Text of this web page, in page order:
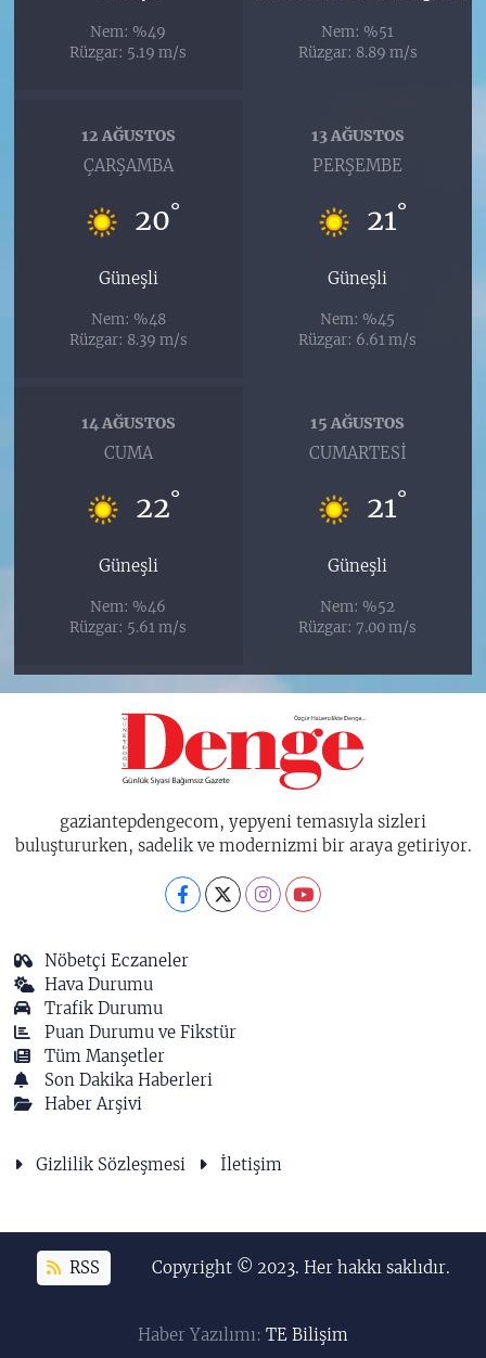
Nem: %49
Rüzgar: 5.19 m/s
Nem: %51
Rüzgar: 8.89 m/s
12 AĞUSTOS
ÇARŞAMBA
20°
Güneşli
Nem: %48
Rüzgar: 8.39 m/s
13 AĞUSTOS
PERŞEMBE
21°
Güneşli
Nem: %45
Rüzgar: 6.61 m/s
14 AĞUSTOS
CUMA
22°
Güneşli
Nem: %46
Rüzgar: 5.61 m/s
15 AĞUSTOS
CUMARTESI
21°
Güneşli
Nem: %52
Rüzgar: 7.00 m/s
gaziantepdengecom, yepyeni temasıyla sizleri
buluştururken, sadelik ve modernizmi bir araya getiriyor.
Nöbetçi Eczaneler
Hava Durumu
Trafik Durumu
Puan Durumu ve Fikstür
Tüm Manşetler
Son Dakika Haberleri
Haber Arşivi
Gizlilik Sözleşmesi İletişim
RSS Copyright © 2023. Her hakkı saklıdır.
Haber Yazılımı: TE Bilişim